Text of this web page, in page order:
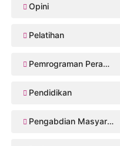
Opini
Pelatihan
Pemrograman Perangkat Bergerak
Pendidikan
Pengabdian Masyarakat